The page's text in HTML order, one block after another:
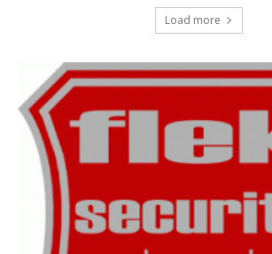
Load more